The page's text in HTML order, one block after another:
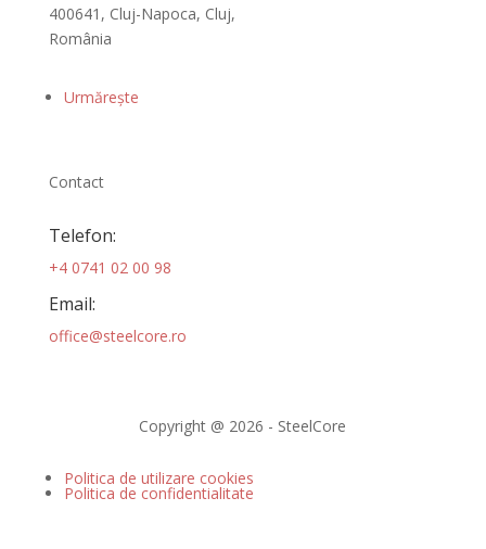
400641, Cluj-Napoca, Cluj,
România
Urmărește
Contact
Telefon:
+4 0741 02 00 98
Email:
office@steelcore.ro
Copyright @ 2026 - SteelCore
Politica de utilizare cookies
Politica de confidentialitate